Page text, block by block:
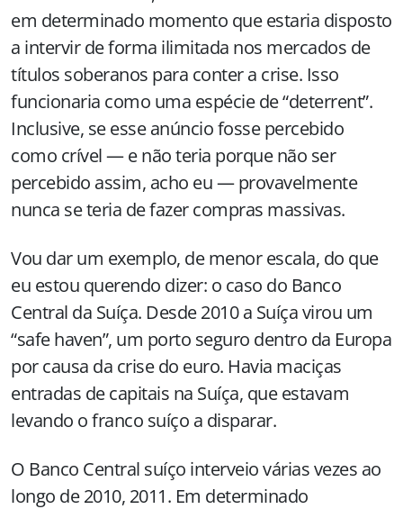
em determinado momento que estaria disposto
a intervir de forma ilimitada nos mercados de
títulos soberanos para conter a crise. Isso
funcionaria como uma espécie de “deterrent”.
Inclusive, se esse anúncio fosse percebido
como crível — e não teria porque não ser
percebido assim, acho eu — provavelmente
nunca se teria de fazer compras massivas.
Vou dar um exemplo, de menor escala, do que
eu estou querendo dizer: o caso do Banco
Central da Suíça. Desde2010 a Suíça virou um
“safe haven”, um porto seguro dentro da Europa
por causa da crise do euro. Havia maciças
entradas de capitais na Suíça, que estavam
levando o franco suíço a disparar.
O Banco Central suíço interveio várias vezes ao
longo de 2010, 2011. Em determinado